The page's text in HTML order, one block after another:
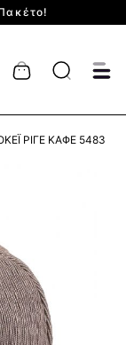
Cart
ΡΙΓΈ ΚΑΦΈ 5483